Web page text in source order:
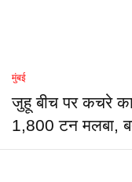
मुंबई
जुहू बीच पर कचरे
1,800 टन मलबा,